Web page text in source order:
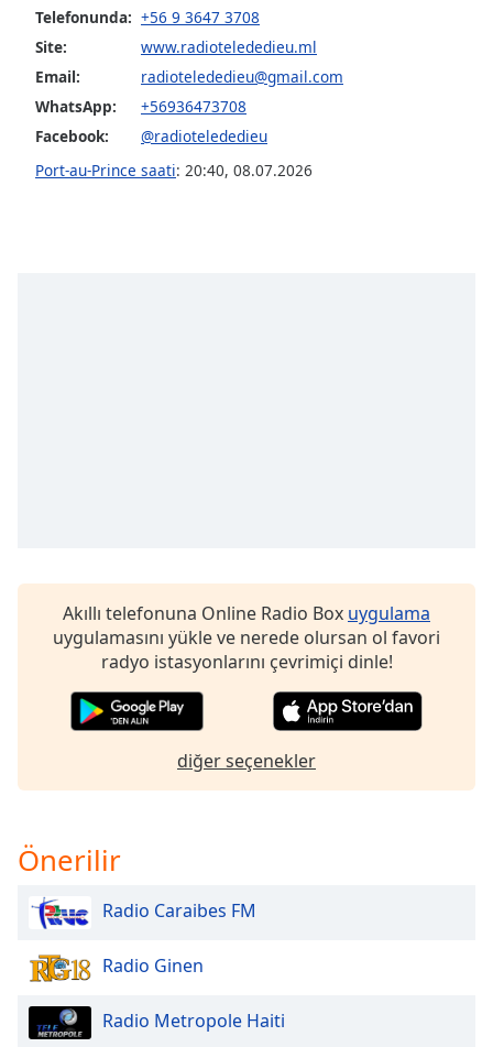
window.
Escape
cancel
close
Background
Edge
Font
Family
Telefonunda: +56 9 3647 3708
Site:
www.radiotelededieu.ml
Email:
radiotelededieu@gmail.com
WhatsApp:
+56936473708
Facebook:
@radiotelededieu
Port-au-Prince saati: 20:40, 08.07.2026
Akıllı telefonuna Online Radio Box uygulama
uygulamasını yükle ve nerede olursan ol favori
radyo istasyonlarını çevrimiçi dinle!
diğer seçenekler
Önerilir
Radio Caraibes FM
Radio Ginen
Radio Metropole Haiti